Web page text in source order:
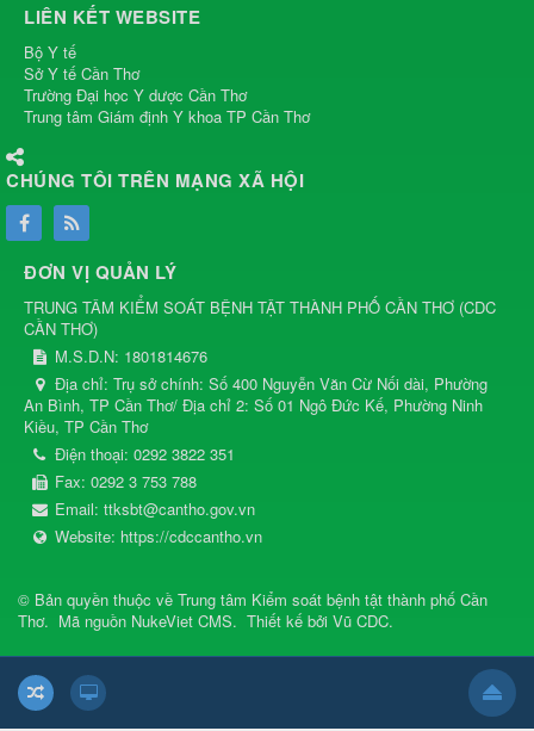
LIÊN KẾT WEBSITE
Bộ Y tế
Sở Y tế Cần Thơ
Trường Đại học Y dược Cần Thơ
Trung tâm Giám định Y khoa TP Cần Thơ
CHÚNG TÔI TRÊN MẠNG XÃ HỘI
ĐƠN VỊ QUẢN LÝ
TRUNG TÂM KIỂM SOÁT BỆNH TẬT THÀNH PHỐ CẦN THƠ (CDC
CẦN THƠ)
M.S.D.N: 1801814676
Địa chỉ: Trụ sở chính: Số 400 Nguyễn Văn Cừ Nối dài, Phường
An Bình, TP Cần Thơ/ Địa chỉ 2: Số 01 Ngô Đức Kế, Phường Ninh
Kiều, TP Cần Thơ
Điện thoại: 0292 3822 351
Fax: 0292 3 753 788
Email: ttksbt@cantho.gov.vn
Website: https://cdccantho.vn
© Bản quyền thuộc về Trung tâm Kiểm soát bệnh tật thành phố Cần
Thơ. Mã nguồn NukeViet CMS. Thiết kế bởi Vũ CDC.